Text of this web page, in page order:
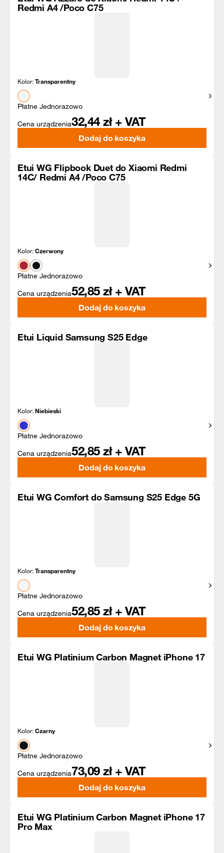
Redmi A4 /Poco C75
Kolor:Transparentny
Płatne Jednorazowo
Cena urządzenia32,44 zł + VAT
Dodaj do koszyka
Etui WG Flipbook Duet do Xiaomi Redmi
14C/ Redmi A4 /Poco C75
Kolor:Czerwony
Płatne Jednorazowo
Cena urządzenia52,85 zł + VAT
Dodaj do koszyka
Etui Liquid Samsung S25 Edge
Kolor:Niebieski
Płatne Jednorazowo
Cena urządzenia52,85 zł + VAT
Dodaj do koszyka
Etui WG Comfort do Samsung S25 Edge 5G
Kolor:Transparentny
Płatne Jednorazowo
Cena urządzenia52,85 zł + VAT
Dodaj do koszyka
Etui WG Platinium Carbon Magnet iPhone 17
Kolor:Czarny
Płatne Jednorazowo
Cena urządzenia73,09 zł + VAT
Dodaj do koszyka
Etui WG Platinium Carbon Magnet iPhone 17
Pro Max